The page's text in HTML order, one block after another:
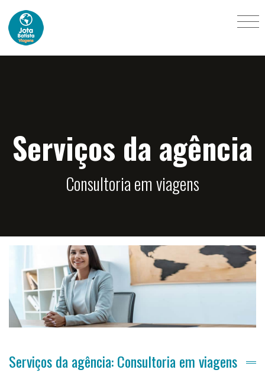
Serviços da agência
Consultoria em viagens
Serviços da agência: Consultoria em viagens